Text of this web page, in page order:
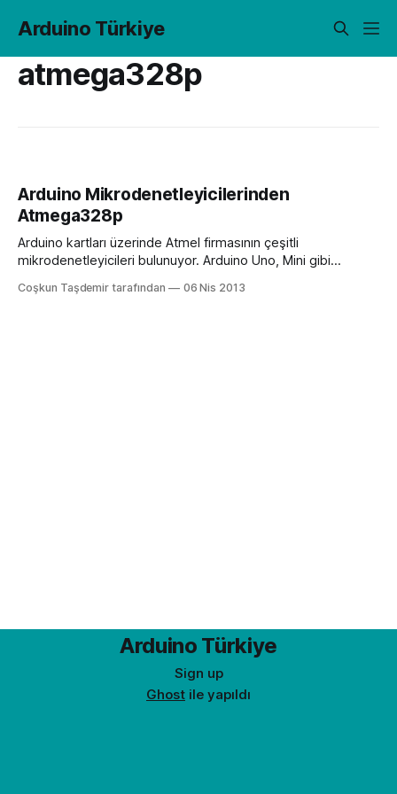
Arduino Türkiye
atmega328p
Arduino Mikrodenetleyicilerinden
Atmega328p
Arduino kartları üzerinde Atmel firmasının çeşitli
mikrodenetleyicileri bulunuyor. Arduino Uno, Mini gibi
hakkında daha ayrıntılı bilgi almak ve içerisindeki
Coşkun Taşdemir tarafından 06 Nis 2013
Arduino Türkiye
Sign up
Ghost ile yapıldı